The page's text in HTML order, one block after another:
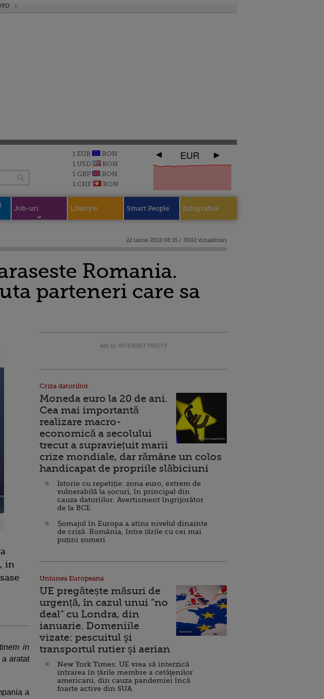
1 EUR
RON
1 USD
RON
1 GBP
RON
1 CHF
RON
EUR
Job-uri Lifestyle Smart People Infografice
22 iunie 2012 08:15 / 3002 vizualizari
Romania.
parteneri care sa
in
in
a aratat
a
Ads by INTERNET PROTV
Criza datoriilor
Moneda euro la 20 de ani.
Cea mai importantă
realizare macro-
economică a secolului
trecut a supraviețuit marii
crize mondiale, dar rămâne un colos
handicapat de propriile slăbiciuni
Istorie cu repetiție: zona euro, extrem de
vulnerabilă la șocuri, în principal din
cauza datoriilor. Avertisment îngrijorător
de la BCE
Șomajul în Europa a atins nivelul dinainte
de criză. România, între țările cu cei mai
puțini șomeri
Uniunea Europeana
UE pregătește măsuri de
urgență, în cazul unui ”no
deal” cu Londra, din
ianuarie. Domeniile
vizate: pescuitul şi
transportul rutier şi aerian
New York Times: UE vrea să interzică
intrarea în țările membre a cetăţenilor
americani, din cauza pandemiei încă
foarte active din SUA